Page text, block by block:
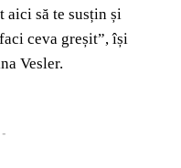
aici să te susțin și
ceva greșit”, își
Vesler.
-